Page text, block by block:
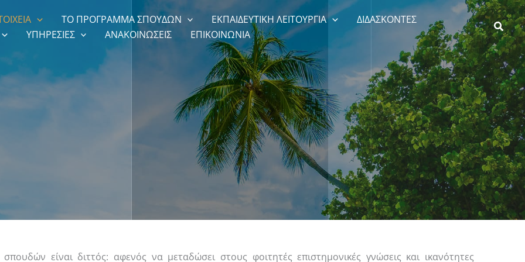
ΤΟ ΠΡΟΓΡΑΜΜΑ ΣΠΟΥΔΩΝ ΕΚΠΑΙΔΕΥΤΙΚΗ ΛΕΙΤΟΥΡΓΙΑ
ΔΙΔΑΣΚΟΝΤΕΣ
ΥΠΗΡΕΣΙΕΣ ΑΝΑΚΟΙΝΩΣΕΙΣ ΕΠΙΚΟΙΝΩΝΙΑ
είναι διττός: αφενός να μεταδώσει στους φοιτητές επιστημονικές γνώσεις και ικανότητες